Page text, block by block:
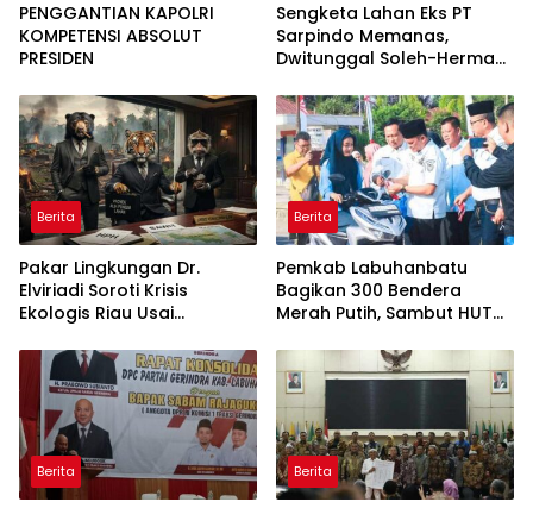
PENGGANTIAN KAPOLRI
KOMPETENSI ABSOLUT
PRESIDEN
Sengketa Lahan Eks PT
Sarpindo Memanas,
Dwitunggal Soleh-Herman
ke Pulau Rupat
Berita
Pakar Lingkungan Dr.
Elviriadi Soroti Krisis
Ekologis Riau Usai
Monyet, Harimau, dan
Beruang Terhadap Warga
Berita
Pemkab Labuhanbatu
Bagikan 300 Bendera
Merah Putih, Sambut HUT
Berita Berita